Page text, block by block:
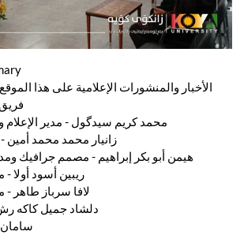
الأخبار والمنشورات الإعلامية على هذا
محمد كريم سيدگول - مدير الإعلام
زانيار محمد محمد أمين -
هيمن أبو بكر إبراهيم - مصمم جرافيك
ريبين أسود أولا
لافا سرباز طاهر
دلشاد جميل كاكه